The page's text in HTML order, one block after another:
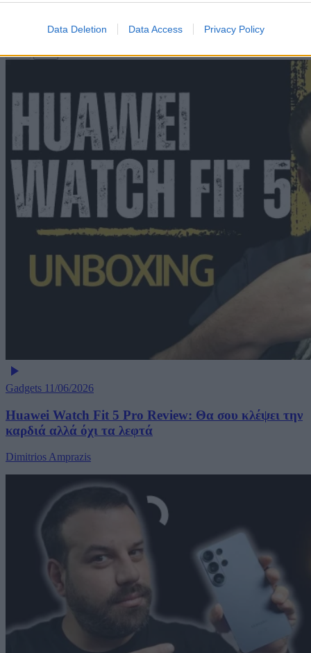
Data Deletion Data Access Privacy Policy
Gadgets 11/06/2026
Huawei Watch Fit 5 Pro Review: Θα σου κλέψει την
καρδιά αλλά όχι τα λεφτά
Dimitrios Amprazis